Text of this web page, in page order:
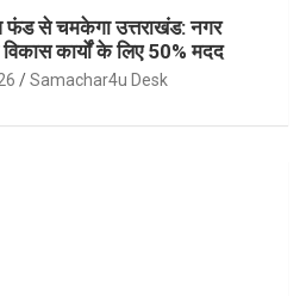
से चमकेगा उत्तराखंड: नगर
विकास कार्यों के लिए 50% मदद
Samachar4u Desk